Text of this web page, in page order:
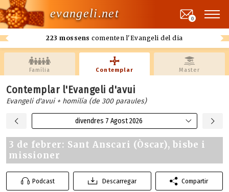
evangeli.net
223 mossens comenten l'Evangeli del dia
0
Família Contemplar Master
Contemplar l'Evangeli d'avui
Evangeli d'avui + homilía (de 300 paraules)
divendres 7 Agost 2026
3 de febrer: Sant Anscari (Òscar), bisbe i
missioner
Podcast Descarregar Compartir